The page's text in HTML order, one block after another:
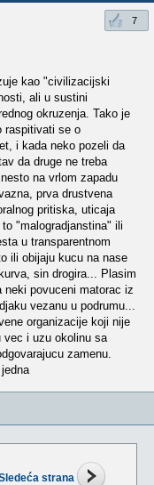
strana
7
kao "civilizacijski
ali u sustini
okruzenja. Tako je
raspitivati se o
i kada neko pozeli da
da druge ne treba
na vrlom zapadu
prva drustvena
pritiska, uticaja
"malogradjanstina" ili
u transparentnom
ili obijaju kucu na nase
sin drogira... Plasim
povuceni matorac iz
vezanu u podrumu...
organizacije koji nije
vec i uzu okolinu sa
zamenu.